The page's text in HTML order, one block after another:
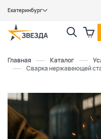
Екатеринбург
Главная Каталог
Сварка нержавеющей